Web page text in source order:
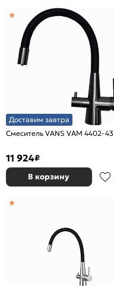
Доставим завтра
Смеситель VANS VAM 4402-43
11 924₽
В корзину